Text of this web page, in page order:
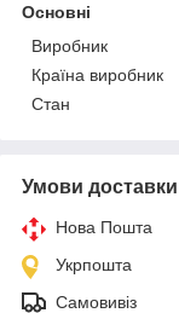
Основні
Виробник
Країна виробник
Стан
Умови доставки
Нова Пошта
Укрпошта
Самовивіз